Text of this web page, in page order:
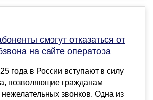
смогут отказаться от
на сайте оператора
года в России вступают в силу
позволяющие гражданам
нежелательных звонков. Одна из